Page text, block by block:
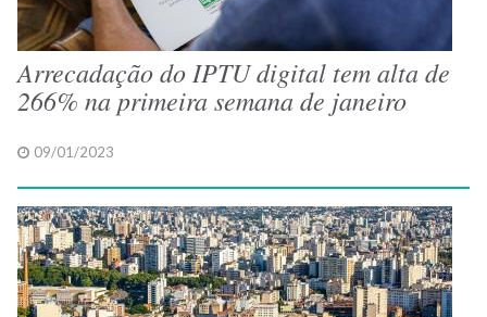
Arrecadação do IPTU digital tem alta de
266% na primeira semana de janeiro
09/01/2023